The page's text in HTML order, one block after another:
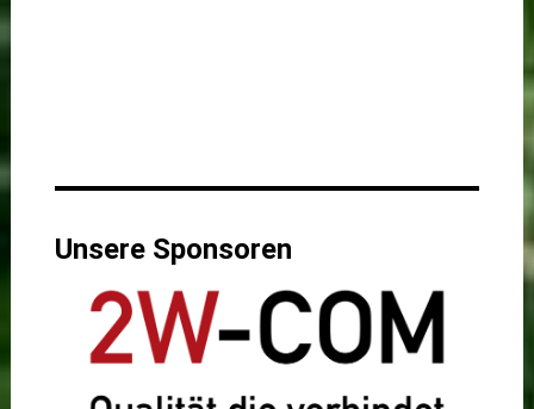
Unsere Sponsoren